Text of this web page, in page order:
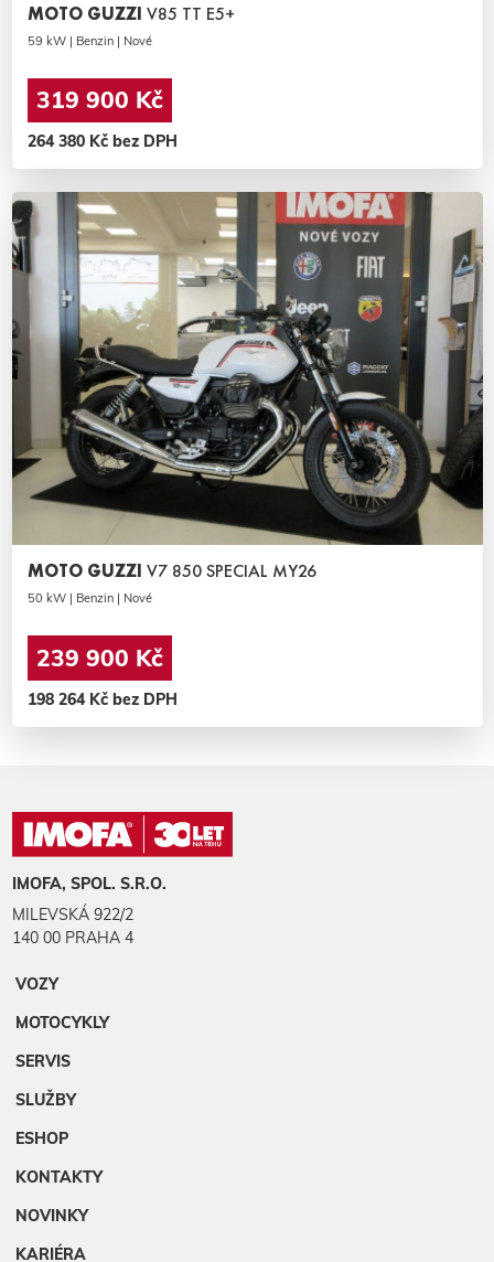
MOTO GUZZI V85 TT E5+
59 kW | Benzin | Nové
319 900 Kč
264 380 Kč bez DPH
MOTO GUZZI V7 850 SPECIAL MY26
50 kW | Benzin | Nové
239 900 Kč
198 264 Kč bez DPH
IMOFA, SPOL. S.R.O.
MILEVSKÁ 922/2
140 00 PRAHA 4
VOZY
MOTOCYKLY
SERVIS
SLUŽBY
ESHOP
KONTAKTY
NOVINKY
KARIÉRA